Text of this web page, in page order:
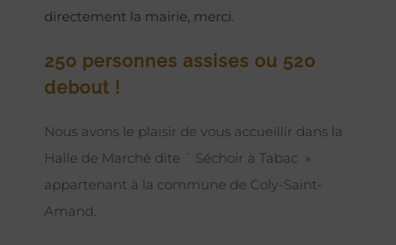
directement la mairie, merci.
250 personnes assises ou 520
debout !
Nous avons le plaisir de vous accueillir dans la
Halle de Marché dite ¨ Séchoir à Tabac »
appartenant à la commune de Coly-Saint-
Amand.